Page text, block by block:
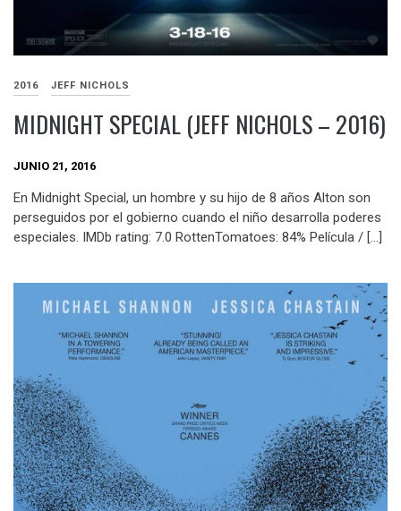
2016 JEFF NICHOLS
MIDNIGHT SPECIAL (JEFF NICHOLS – 2016)
JUNIO 21, 2016
En Midnight Special, un hombre y su hijo de 8 años Alton son
perseguidos por el gobierno cuando el niño desarrolla poderes
especiales. IMDb rating: 7.0 RottenTomatoes: 84% Película / […]